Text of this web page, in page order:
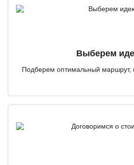
Выберем
Подберем оптимальный маршрут,